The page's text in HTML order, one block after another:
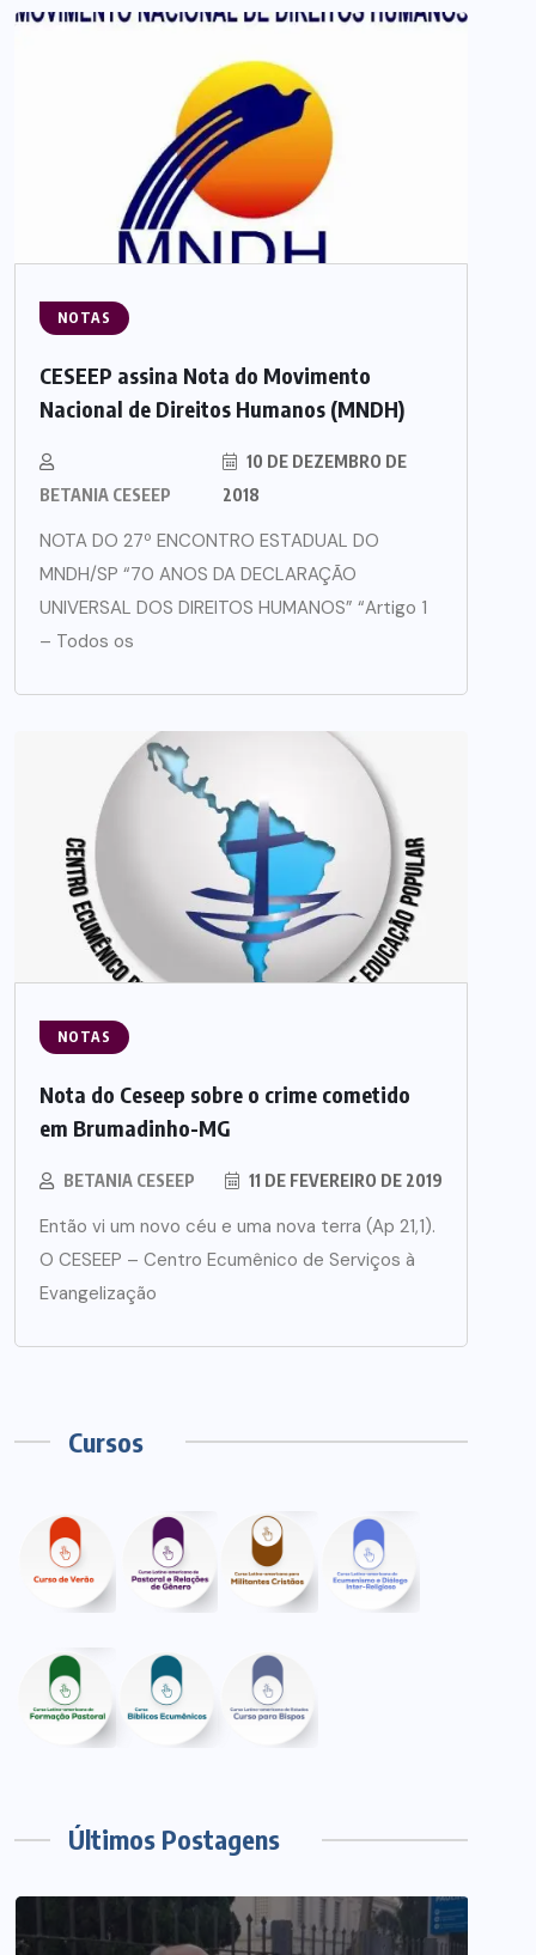
NOTAS
CESEEP assina Nota do Movimento
Nacional de Direitos Humanos (MNDH)
BETANIA CESEEP
10 DE DEZEMBRO DE
2018
NOTA DO 27º ENCONTRO ESTADUAL DO
MNDH/SP “70 ANOS DA DECLARAÇÃO
UNIVERSAL DOS DIREITOS HUMANOS” “Artigo 1
– Todos os
NOTAS
Nota do Ceseep sobre o crime cometido
em Brumadinho-MG
BETANIA CESEEP 11 DE FEVEREIRO DE 2019
Então vi um novo céu e uma nova terra (Ap 21,1).
O CESEEP – Centro Ecumênico de Serviços à
Evangelização
Cursos
Últimos Postagens